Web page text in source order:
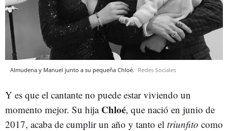
Almudena y Manuel junto a su pequeña Chloé. Redes Sociales
Y es que el cantante no puede estar viviendo un
momento mejor. Su hija Chloé, que nació en junio de
2017, acaba de cumplir un año y tanto el triunfito como